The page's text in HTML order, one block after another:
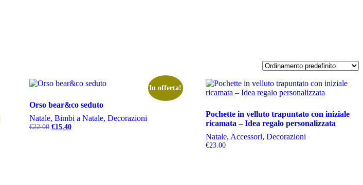
In offerta!
Orso bear&co seduto
Natale, Bimbi a Natale, Decorazioni
€22.00 Il
€15.40Il
Pochette in velluto trapuntato con iniziale
ricamata – Idea regalo personalizzata
Natale, Accessori, Decorazioni
€23.00